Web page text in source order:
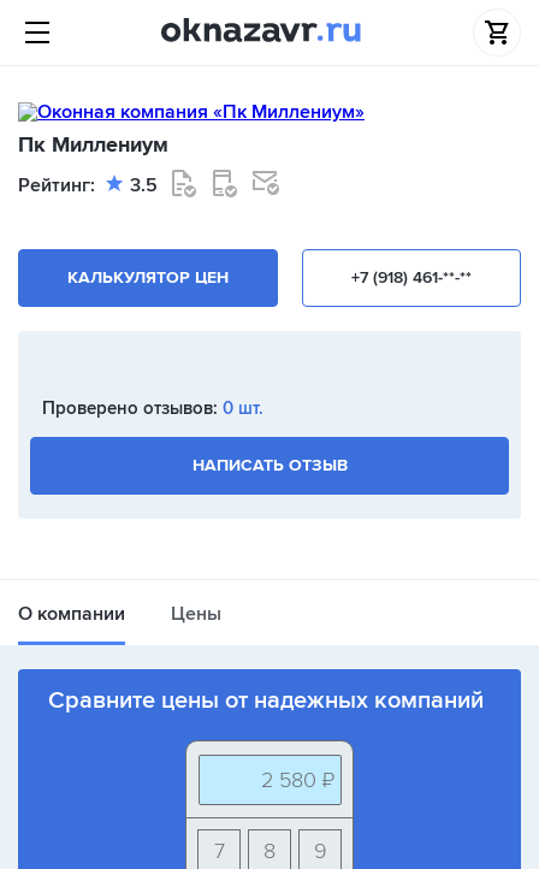
Пк Миллениум
Рейтинг: 3.5
+7 (918) 461-**-**
КАЛЬКУЛЯТОР ЦЕН
Проверено отзывов: 0 шт.
НАПИСАТЬ ОТЗЫВ
О компании Цены
Сравните цены от надежных компаний
2 580 ₽
9
8
7